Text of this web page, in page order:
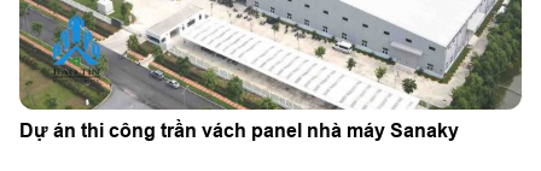
Dự án thi công trần vách panel nhà máy Sanaky